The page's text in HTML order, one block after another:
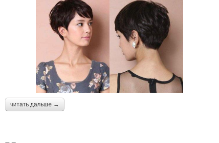
читать дальше →